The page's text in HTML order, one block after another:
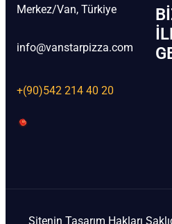
Merkez/Van, Türkiye
info@vanstarpizza.com
+(90)542 214 40 20
Sitenin Tasarım Hakları